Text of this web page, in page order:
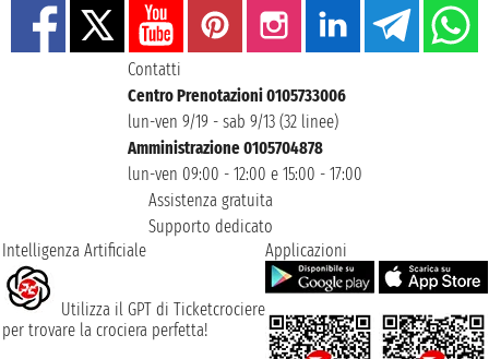
Contatti
Centro Prenotazioni 0105733006
lun-ven 9/19 - sab 9/13 (32 linee)
Amministrazione 0105704878
lun-ven 09:00 - 12:00 e 15:00 - 17:00
Assistenza gratuita
Supporto dedicato
Intelligenza Artificiale
Utilizza il GPT di Ticketcrociere
per trovare la crociera perfetta!
Applicazioni